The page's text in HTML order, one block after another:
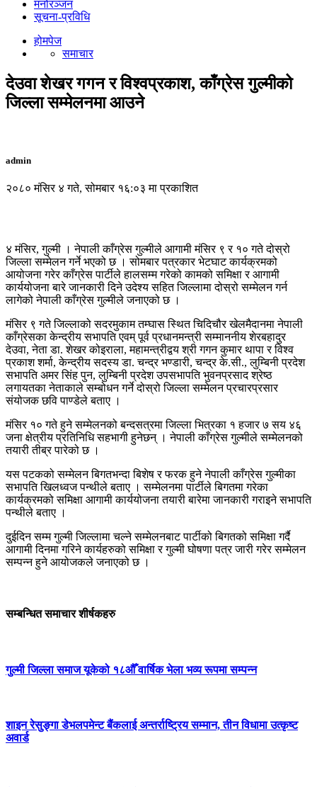
मनोरञ्जन
सूचना-प्रविधि
होमपेज
समाचार
देउवा शेखर गगन र विश्वप्रकाश, काँग्रेस गुल्मीको
जिल्ला सम्मेलनमा आउने
admin
२०८० मंसिर ४ गते, सोमबार १६:०३ मा प्रकाशित
४ मंसिर, गुल्मी । नेपाली काँग्रेस गुल्मीले आगामी मंसिर ९ र १० गते दोस्रो
जिल्ला सम्मेलन गर्ने भएको छ । सोमबार पत्रकार भेटघाट कार्यक्रमको
आयोजना गरेर काँग्रेस पार्टीले हालसम्म गरेको कामको समिक्षा र आगामी
कार्ययोजना बारे जानकारी दिने उदेश्य सहित जिल्लामा दोस्रो सम्मेलन गर्न
लागेको नेपाली काँग्रेस गुल्मीले जनाएको छ ।
मंसिर ९ गते जिल्लाको सदरमुकाम तम्घास स्थित चिदिचौर खेलमैदानमा नेपाली
काँग्रेसका केन्द्रीय सभापति एवम् पूर्व प्रधानमन्त्री सम्माननीय शेरबहादुर
देउवा, नेता डा. शेखर कोइराला, महामन्त्रीद्वय श्री गगन कुमार थापा र विश्व
प्रकाश शर्मा, केन्द्रीय सदस्य डा. चन्द्र भण्डारी, चन्द्र के.सी., लुम्बिनी प्रदेश
सभापति अमर सिंह पुन, लुम्बिनी प्रदेश उपसभापति भुवनप्रसाद श्रेष्ठ
लगायतका नेताकाले सम्बोधन गर्ने दोस्रो जिल्ला सम्मेलन प्रचारप्रसार
संयोजक छवि पाण्डेले बताए ।
मंसिर १० गते हुने सम्मेलनको बन्दसत्रमा जिल्ला भित्रका १ हजार ७ सय ४६
जना क्षेत्रीय प्रतिनिधि सहभागी हुनेछन् । नेपाली काँग्रेस गुल्मीले सम्मेलनको
तयारी तीब्र पारेको छ ।
यस पटकको सम्मेलन बिगतभन्दा बिशेष र फरक हुने नेपाली काँग्रेस गुल्मीका
सभापति खिलध्वज पन्थीले बताए । सम्मेलनमा पार्टीले बिगतमा गरेका
कार्यक्रमको समिक्षा आगामी कार्ययोजना तयारी बारेमा जानकारी गराइने सभापति
पन्थीले बताए ।
दुईदिन सम्म गुल्मी जिल्लामा चल्ने सम्मेलनबाट पार्टीको बिगतको समिक्षा गर्दै
आगामी दिनमा गरिने कार्यहरुको समिक्षा र गुल्मी घोषणा पत्र जारी गरेर सम्मेलन
सम्पन्न हुने आयोजकले जनाएको छ ।
सम्बन्धित समाचार शीर्षकहरु
गुल्मी जिल्ला समाज यूकेको १८औँ वार्षिक भेला भव्य रूपमा सम्पन्न
शाइन रेसुङ्गा डेभलपमेन्ट बैंकलाई अन्तर्राष्ट्रिय सम्मान, तीन विधामा उत्कृष्ट
अवार्ड